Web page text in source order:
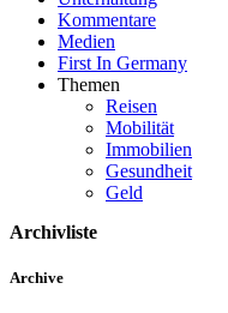
Kommentare
Medien
First In Germany
Themen
Reisen
Mobilität
Immobilien
Gesundheit
Geld
Archivliste
Archive